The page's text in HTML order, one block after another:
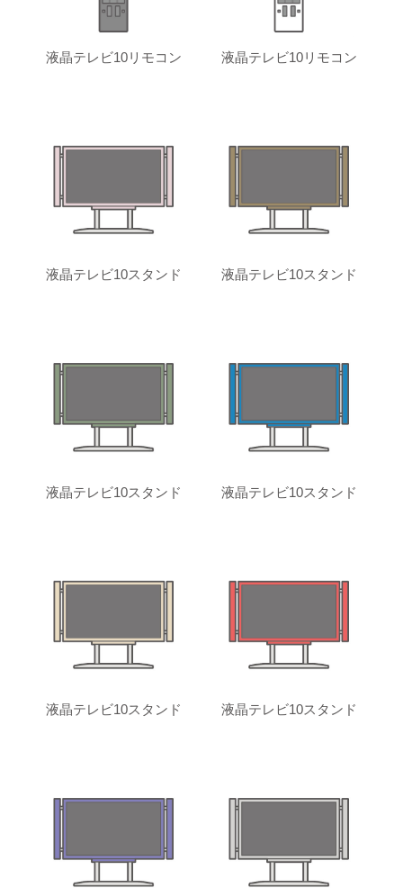
液晶テレビ10リモコン 液晶テレビ10リモコン
液晶テレビ10スタンド 液晶テレビ10スタンド
液晶テレビ10スタンド 液晶テレビ10スタンド
液晶テレビ10スタンド 液晶テレビ10スタンド